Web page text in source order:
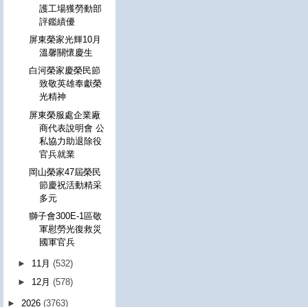
護工場獲勞動部
評鑑績優
屏東榮家光輝10月
溫馨關懷慶生
白河榮家慶榮民節
致敬英雄奉獻榮
光精神
屏東榮服處企業廠
商代表說明會 公
私協力助退除役
官兵就業
岡山榮家47屆榮民
節慶祝活動精采
多元
獅子會300E-1區敬
軍慰勞光復救災
國軍官兵
► 11月(532)
► 12月(578)
► 2026 (3763)